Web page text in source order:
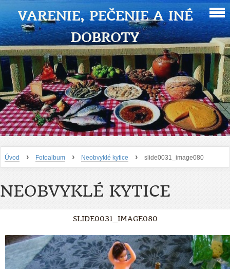
VARENIE, PEČENIE A INÉ
DOBROTY
Úvod › Fotoalbum › Neobvyklé kytice › slide0031_image080
NEOBVYKLÉ KYTICE
SLIDE0031_IMAGE080